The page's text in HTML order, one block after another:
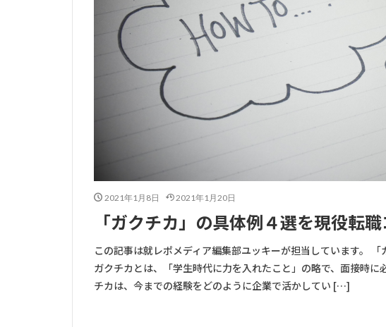
2021年1月8日 2021年1月20日
「ガクチカ」の具体例４選を現役転
この記事は就レポメディア編集部ユッキーが担当しています。
ガクチカとは、「学生時代に力を入れたこと」の略で、面接時
チカは、今までの経験をどのように企業で活かしてい […]